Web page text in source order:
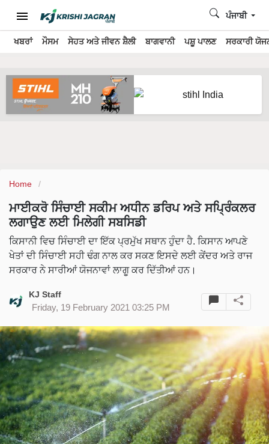
ਖਬਰਾਂ ਮੌਸਮ ਸੇਹਤ ਅਤੇ ਜੀਵਨ ਸ਼ੈਲੀ ਬਾਗਵਾਨੀ ਪਸ਼ੂ ਪਾਲਣ ਸਰਕਾਰੀ
ਪੰਜਾਬੀ
Home
ਮਾਈਕਰੋ ਸਿੰਚਾਈ ਸਕੀਮ ਅਧੀਨ ਡਰਿਪ ਅਤੇ ਸਪ੍ਰਿੰਕਲਰ
ਲਗਾਉਣ ਲਈ ਮਿਲੇਗੀ ਸਬਸਿਡੀ
ਕਿਸਾਨੀ ਵਿਚ ਸਿੰਚਾਈ ਦਾ ਇੱਕ ਪ੍ਰਮੁੱਖ ਸਥਾਨ ਹੁੰਦਾ ਹੈ. ਕਿਸਾਨ ਆਪਣੇ
ਖੇਤਾਂ ਦੀ ਸਿੰਚਾਈ ਸਹੀ ਢੰਗ ਨਾਲ ਕਰ ਸਕਣ ਇਸਦੇ ਲਈ ਕੇਂਦਰ ਅਤੇ ਰਾਜ
ਸਰਕਾਰ ਨੇ ਸਾਰੀਆਂ ਯੋਜਨਾਵਾਂ ਲਾਗੂ ਕਰ ਦਿੱਤੀਆਂ ਹਨ।
KJ Staff
Friday, 19 February 2021 03:25 PM